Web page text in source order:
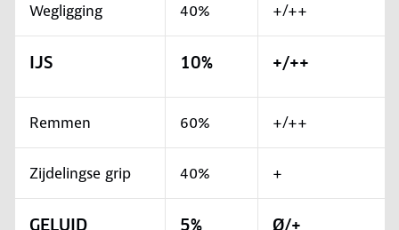
Wegligging 40% +/++
IJS 10% +/++
Remmen 60% +/++
Zijdelingse grip 40% +
GELUID 5% Ø/+